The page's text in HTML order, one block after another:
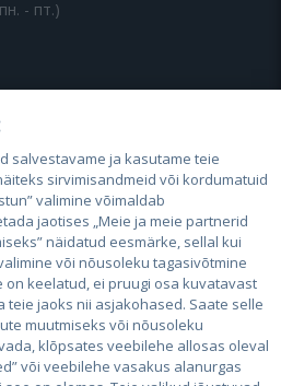
- пт.)
salvestavame ja kasutame teie
sirvimisandmeid või kordumatuid
valimine võimaldab
jaotises „Meie ja meie partnerid
näidatud eesmärke, sellal kui
või nõusoleku tagasivõtmine
on keelatud, ei pruugi osa kuvatavast
teie jaoks nii asjakohased. Saate selle
muutmiseks või nõusoleku
klõpsates veebilehe allosas oleval
või veebilehe vasakus alanurgas